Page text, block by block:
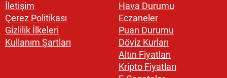
İletişim
Çerez Politikası
Gizlilik İlkeleri
Kullanım Şartları
Hava Durumu
Eczaneler
Puan Durumu
Döviz Kurları
Altın Fiyatları
Kripto Fiyatları